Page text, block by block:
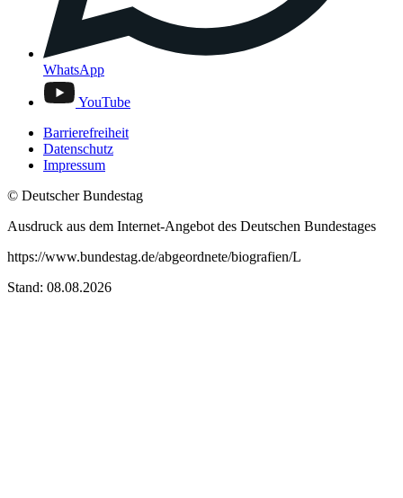
WhatsApp
YouTube
Barrierefreiheit
Datenschutz
Impressum
© Deutscher Bundestag
Ausdruck aus dem Internet-Angebot des Deutschen Bundestages
https://www.bundestag.de/abgeordnete/biografien/L
Stand: 08.08.2026